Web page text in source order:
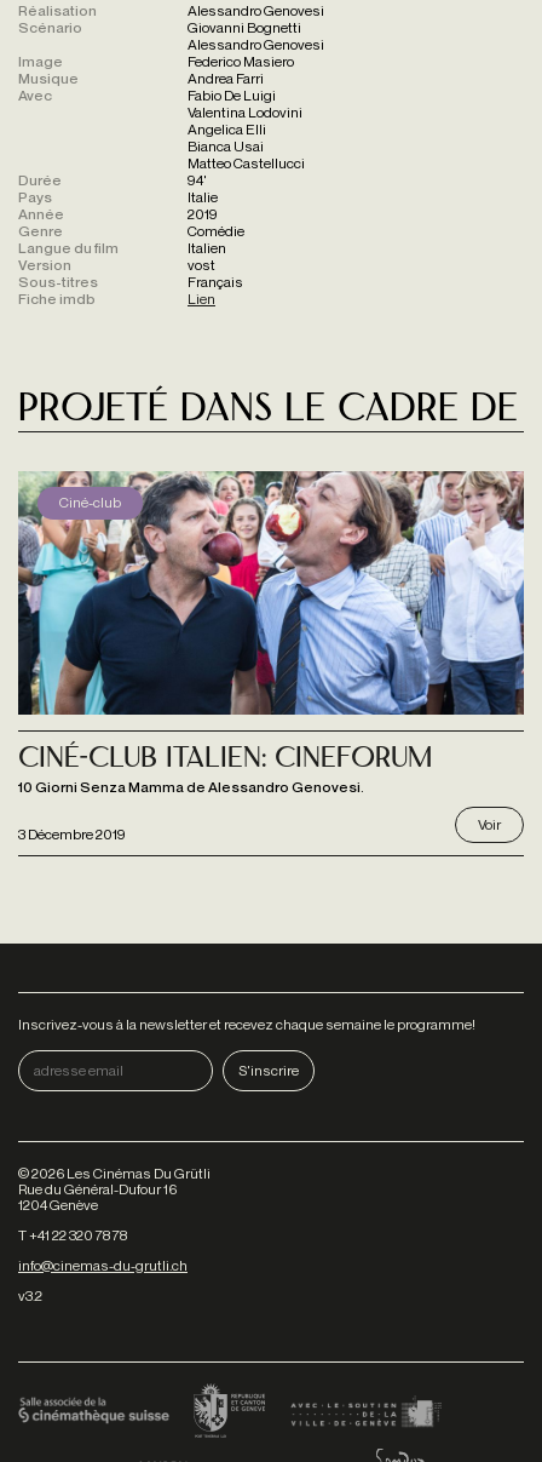
Réalisation
Alessandro Genovesi
Scénario
Giovanni Bognetti
Alessandro Genovesi
Image
Federico Masiero
Musique
Andrea Farri
Avec
Fabio De Luigi
Valentina Lodovini
Angelica Elli
Bianca Usai
Matteo Castellucci
Durée
94'
Pays
Italie
Année
2019
Genre
Comédie
Langue du film
Italien
Version
vost
Sous-titres
Français
Fiche imdb
Lien
Projeté dans le cadre de
Ciné-club
3 Décembre 2019
Ciné-club italien: Cineforum
10 Giorni Senza Mamma de Alessandro Genovesi.
Voir
Inscrivez-vous à la newsletter et recevez chaque semaine le programme!
©2026 Les Cinémas Du Grütli
Rue du Général-Dufour 16
1204 Genève
T +41 22 320 78 78
info@cinemas-du-grutli.ch
v3.2